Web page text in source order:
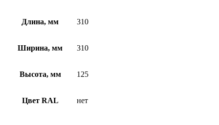
Длина, мм 310
Ширина, мм 310
Высота, мм 125
Цвет RAL нет